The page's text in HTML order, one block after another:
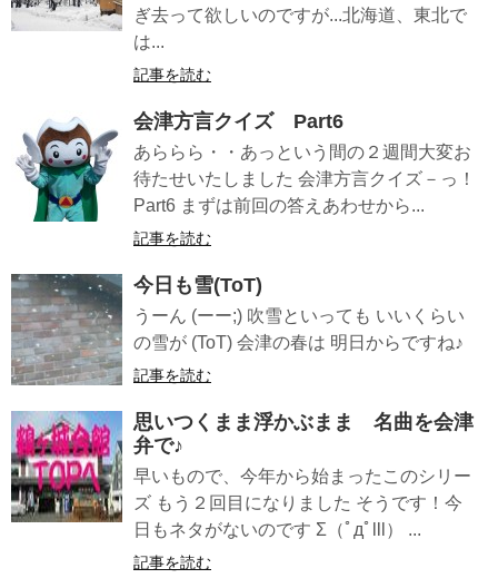
ぎ去って欲しいのですが...北海道、東北で
は...
記事を読む
会津方言クイズ Part6
あららら・・あっという間の２週間大変お
待たせいたしました 会津方言クイズ－っ！
Part6 まずは前回の答えあわせから...
記事を読む
今日も雪(ToT)
うーん (ーー;) 吹雪といっても いいくらい
の雪が (ToT) 会津の春は 明日からですね♪
記事を読む
思いつくまま浮かぶまま 名曲を会津
弁で♪
早いもので、今年から始まったこのシリー
ズ もう２回目になりました そうです！今
日もネタがないのです Σ（ﾟдﾟlll） ...
記事を読む